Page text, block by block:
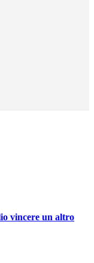
vincere un altro